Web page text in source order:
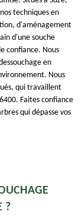
techniques en
d'aménagement
d'une souche
confiance. Nous
en
Nous
qui travaillent
Faites confiance
qui dépasse vos
?